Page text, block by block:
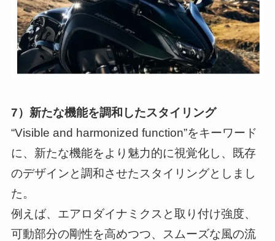
7）新たな機能を調和したスタイリング
“Visible and harmonized function”をキーワード
に、新たな機能をより魅力的に視覚化し、既存
のデザインと調和させたスタイリングとしまし
た。
例えば、エアロダイナミクスと取り付け強度、
可動部分の剛性を高めつつ、スムーズな風の流